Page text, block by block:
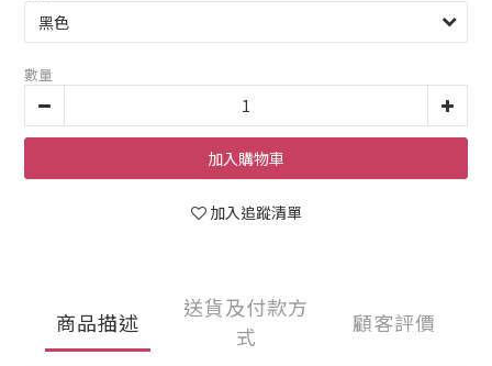
數量
加入購物車
加入追蹤清單
商品描述
送貨及付款方
式
顧客評價